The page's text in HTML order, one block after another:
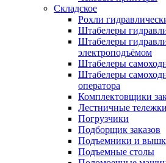
Складское
Рохли
Штабелеры
Штабелеры
электроподъёмом
Штабелеры
Штабелеры
оператора
Комплектовщики
Лестничные тележки
Погрузчики
Подборщик заказов
Подъемники и
Подъемные столы